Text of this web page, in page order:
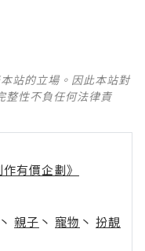
站的立場。因此本站對
整性不負任何法律責
有價企劃》
丶 親子 丶 寵物 丶 扮靚